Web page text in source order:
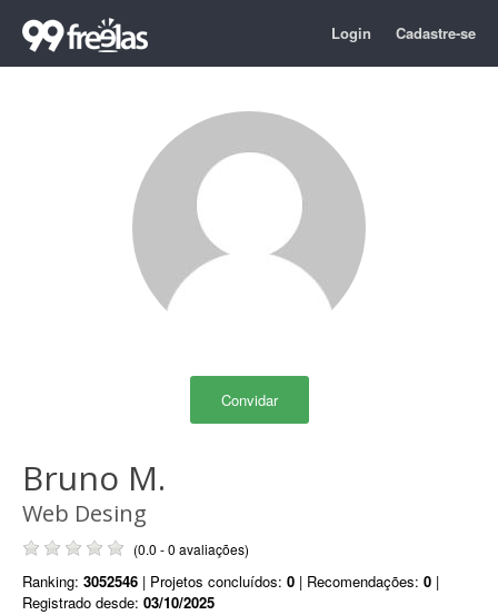
Login Cadastre-se
Convidar
Bruno M.
Web Desing
(0.0 - 0 avaliações)
Ranking: 3052546 | Projetos concluídos: 0 | Recomendações: 0 |
Registrado desde: 03/10/2025